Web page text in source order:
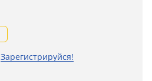
Зарегистрируйся!